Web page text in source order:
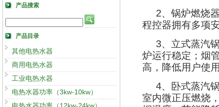
产品搜索
产品目录
其他电热水器
商用电热水器
工业电热水器
电热水器功率（3kw-10kw）
2、锅炉燃烧
程控器拥有多项
3、立式蒸汽
炉运行稳定；烟
高，降低用户使
4、卧式蒸汽
室内微正压燃烧